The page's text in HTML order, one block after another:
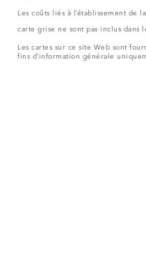
Les coûts liés à l’établissement de la
carte grise ne sont pas inclus dans
Les cartes sur ce site Web sont
fins d’information générale